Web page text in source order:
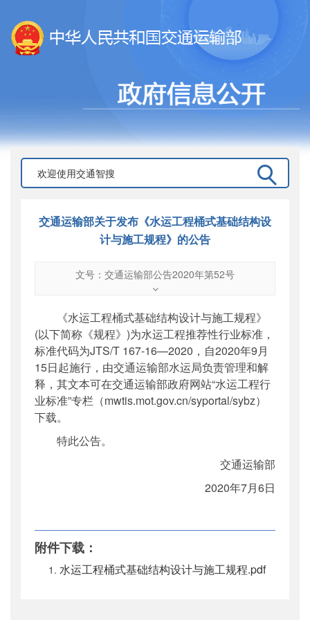
交通运输部关于发布《水运工程桶式基础结构设
计与施工规程》的公告
文号：交通运输部公告2020年第52号
交通运输部公告2020年第52号
公开日期：2020年07月10日
主题词：水运工程;桶式;基础结构;设计;施工规
程
机构分类 ：水运局
主题分类 ：标准
公文类型 ：部公告通告
《水运工程桶式基础结构设计与施工规程》
(以下简称《规程》)为水运工程推荐性行业标准，
标准代码为JTS/T 167-16—2020，自2020年9月
15日起施行，由交通运输部水运局负责管理和解
释，其文本可在交通运输部政府网站“水运工程行
业标准”专栏（mwtis.mot.gov.cn/syportal/sybz）
下载。
特此公告。
交通运输部
2020年7月6日
附件下载：
水运工程桶式基础结构设计与施工规程.pdf